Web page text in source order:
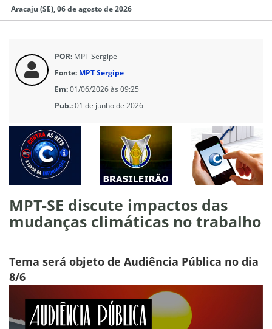
Aracaju (SE), 06 de agosto de 2026
POR: MPT Sergipe
Fonte: MPT Sergipe
Em:01/06/2026 às 09:25
Pub.:01 de junho de 2026
MPT-SE discute impactos das
mudanças climáticas no trabalho
Tema será objeto de Audiência Pública no dia
8/6